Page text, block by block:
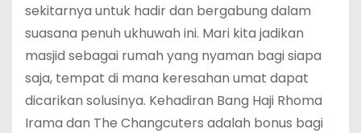
sekitarnya untuk hadir dan bergabung dalam
suasana penuh ukhuwah ini. Mari kita jadikan
masjid sebagai rumah yang nyaman bagi siapa
saja, tempat di mana keresahan umat dapat
dicarikan solusinya. Kehadiran Bang Haji Rhoma
Irama dan The Changcuters adalah bonus bagi